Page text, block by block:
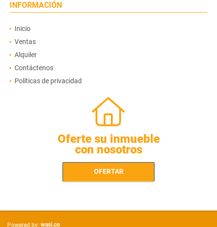
INFORMACIÓN
Inicio
Ventas
Alquiler
Contáctenos
Políticas de privacidad
Oferte su inmueble
con nosotros
OFERTAR
Powered by: wasi.co